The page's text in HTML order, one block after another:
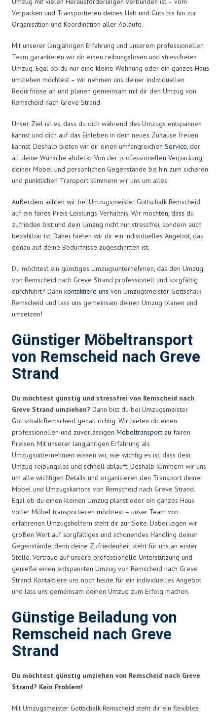
Verpacken und Transportieren deines Hab und Guts bis hin zur
Organisation und Koordination aller Abläufe.
Mit unserer langjährigen Erfahrung und unserem professionellen
Team garantieren wir dir einen reibungslosen und stressfreien
Umzug. Egal ob du nur eine kleine Wohnung oder ein ganzes Haus
umziehen möchtest – wir nehmen uns deiner individuellen
Bedürfnisse an und planen gemeinsam mit dir den Umzug von
Remscheid nach Greve Strand.
Unser Ziel ist es, dass du dich während des Umzugs entspannen
kannst und dich auf das Einleben in dein neues Zuhause freuen
kannst. Deshalb bieten wir dir einen umfangreichen Service, der
all deine Wünsche abdeckt. Von der professionellen Verpackung
deiner Möbel und persönlichen Gegenstände bis hin zum sicheren
und pünktlichen Transport kümmern wir uns um alles.
Außerdem achten wir bei Umzugsmeister Gottschalk Remscheid
auf ein faires Preis-Leistungs-Verhältnis. Wir möchten, dass du
zufrieden bist und dein Umzug nicht nur stressfrei, sondern auch
bezahlbar ist. Daher bieten wir dir ein individuelles Angebot, das
genau auf deine Bedürfnisse zugeschnitten ist.
Du möchtest ein günstiges Umzugsunternehmen, das den Umzug
von Remscheid nach Greve Strand professionell und sorgfältig
durchführt? Dann kontaktiere uns von Umzugsmeister Gottschalk
Remscheid und lass uns gemeinsam deinen Umzug planen und
umsetzen!
Günstiger Möbeltransport
von Remscheid nach Greve
Strand
Du möchtest günstig und stressfrei von Remscheid nach
Greve Strand umziehen? Dann bist du bei Umzugsmeister
Gottschalk Remscheid genau richtig. Wir bieten dir einen
professionellen und zuverlässigen Möbeltransport zu fairen
Preisen. Mit unserer langjährigen Erfahrung als
Umzugsunternehmen wissen wir, wie wichtig es ist, dass dein
Umzug reibungslos und schnell abläuft. Deshalb kümmern wir uns
um alle wichtigen Details und organisieren den Transport deiner
Möbel und Umzugskartons von Remscheid nach Greve Strand.
Egal ob du einen kleinen Umzug planst oder ein ganzes Haus
voller Möbel transportieren möchtest – unser Team von
erfahrenen Umzugshelfern steht dir zur Seite. Dabei legen wir
großen Wert auf sorgfältiges und schonendes Handling deiner
Gegenstände, denn deine Zufriedenheit steht für uns an erster
Stelle. Vertraue auf unsere professionelle Unterstützung und
genieße einen entspannten Umzug von Remscheid nach Greve
Strand. Kontaktiere uns noch heute für ein individuelles Angebot
und lass uns gemeinsam deinen Umzug zum Erfolg machen.
Günstige Beiladung von
Remscheid nach Greve
Strand
Du möchtest günstig umziehen von Remscheid nach Greve
Strand? Kein Problem!
Mit Umzugsmeister Gottschalk Remscheid steht dir ein flexibles